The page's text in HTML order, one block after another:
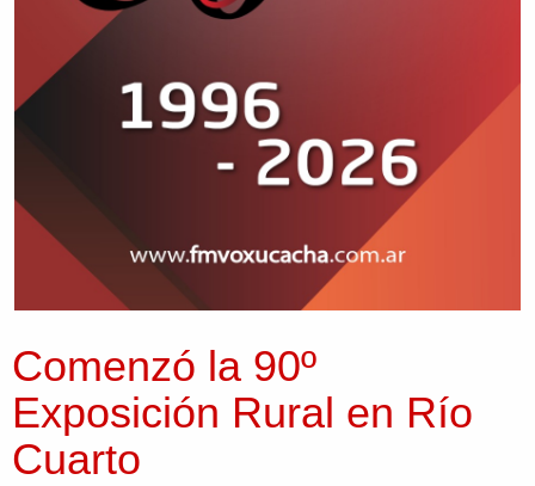
Comenzó la 90º
Exposición Rural en Río
Cuarto